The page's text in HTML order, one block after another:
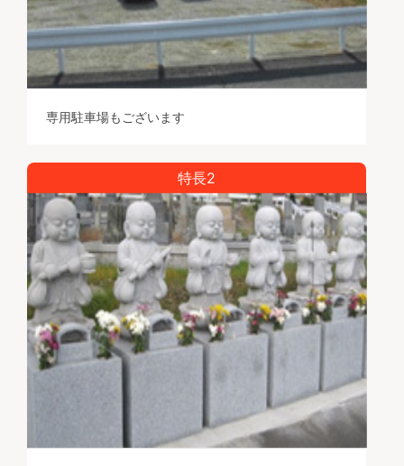
専用駐車場もございます
特長2